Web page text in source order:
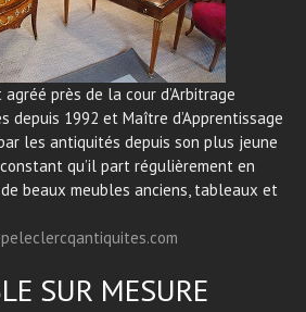
près de la cour d’Arbitrage
depuis 1992 et Maître d’Apprentissage
les antiquités depuis son plus jeune
constant qu’il part régulièrement en
beaux meubles anciens, tableaux et
SUR MESURE